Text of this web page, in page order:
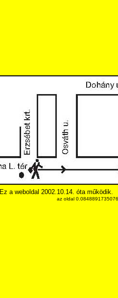
Ez a weboldal 2002.10.14. óta működik.
az oldal